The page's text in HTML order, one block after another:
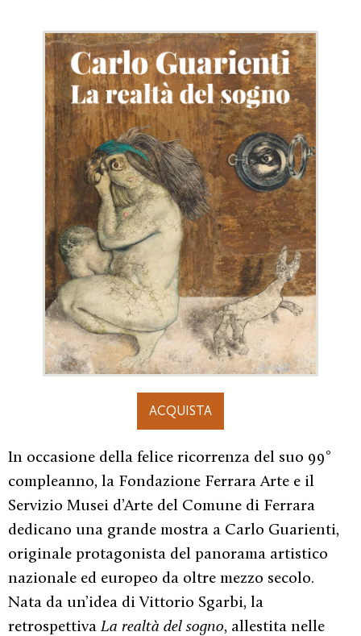
ACQUISTA
In occasione della felice ricorrenza del suo 99°
compleanno, la Fondazione Ferrara Arte e il
Servizio Musei d’Arte del Comune di Ferrara
dedicano una grande mostra a Carlo Guarienti,
originale protagonista del panorama artistico
nazionale ed europeo da oltre mezzo secolo.
Nata da un’idea di Vittorio Sgarbi, la
retrospettiva La realtà del sogno, allestita nelle